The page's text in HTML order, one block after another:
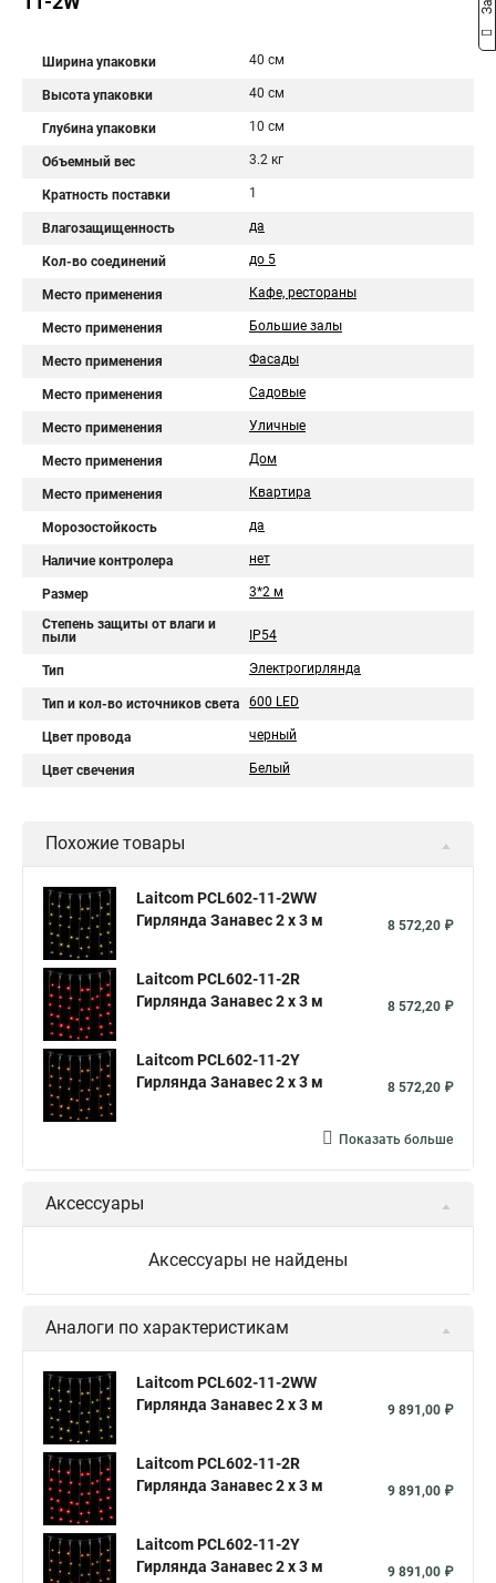
Ширина упаковки 40 см
Высота упаковки 40 см
Глубина упаковки 10 см
Объемный вес 3.2 кг
Кратность поставки 1
Влагозащищенность да
Кол-во соединений до 5
Место применения Кафе, рестораны
Место применения Большие залы
Место применения Фасады
Место применения Садовые
Место применения Уличные
Место применения Дом
Место применения Квартира
Морозостойкость да
Наличие контролера нет
Размер 3*2 м
Степень защиты от влаги и
пыли
IP54
Тип Электрогирлянда
Тип и кол-во источников света 600 LED
Цвет провода черный
Цвет свечения Белый
Похожие товары
Laitcom PCL602-11-2WW
Гирлянда Занавес 2 x 3 м
8 572,20 ₽
Laitcom PCL602-11-2R
Гирлянда Занавес 2 x 3 м
8 572,20 ₽
Laitcom PCL602-11-2Y
Гирлянда Занавес 2 x 3 м
8 572,20 ₽
Показать больше
Аксессуары
Аксессуары не найдены
Аналоги по характеристикам
Laitcom PCL602-11-2WW
Гирлянда Занавес 2 x 3 м
9 891,00 ₽
Laitcom PCL602-11-2R
Гирлянда Занавес 2 x 3 м
9 891,00 ₽
Laitcom PCL602-11-2Y
Гирлянда Занавес 2 x 3 м
9 891,00 ₽